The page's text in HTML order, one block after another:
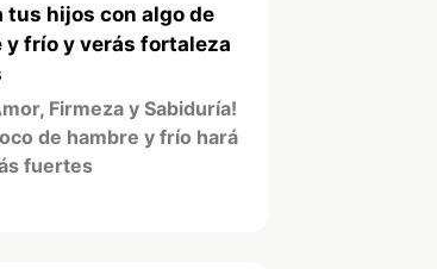
tus hijos con algo de
y frío y verás fortaleza
Firmeza y Sabiduría!
de hambre y frío hará
fuertes